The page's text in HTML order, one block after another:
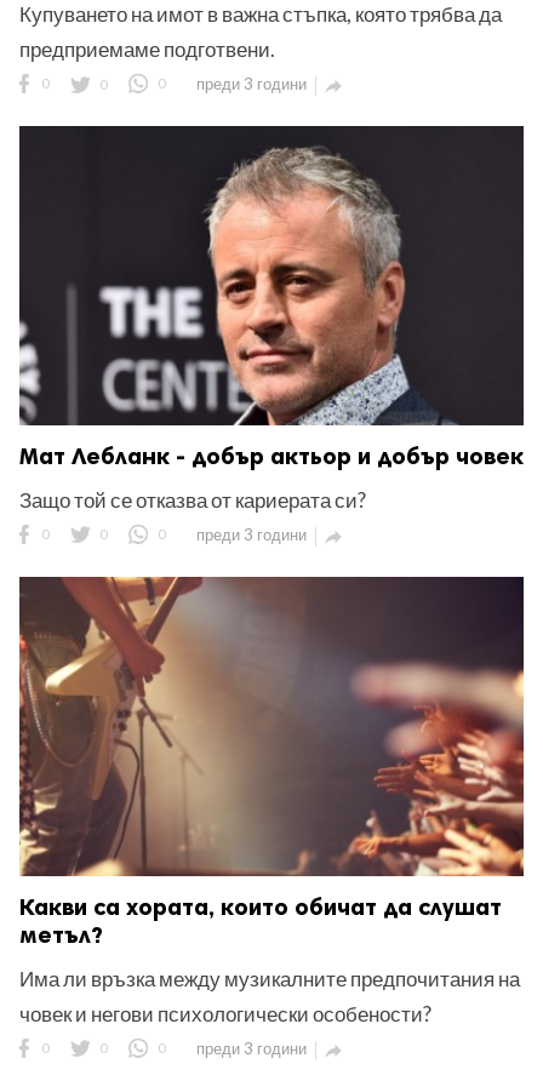
Купуването на имот в важна стъпка, която трябва да
предприемаме подготвени.
0 0 0 преди 3 години 
Мат Лебланк - добър актьор и добър човек
Защо той се отказва от кариерата си?
0 0 0 преди 3 години 
Какви са хората, които обичат да слушат
метъл?
Има ли връзка между музикалните предпочитания на
човек и негови психологически особености?
0 0 0 преди 3 години 